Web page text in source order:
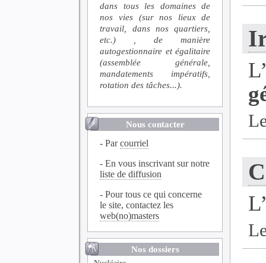
dans tous les domaines de
nos vies (sur nos lieux de
travail, dans nos quartiers,
etc.) , de manière
autogestionnaire et égalitaire
(assemblée générale,
mandatements impératifs,
rotation des tâches...).
Nous contacter
- Parcourriel
- En vous inscrivant sur notre
liste de diffusion
- Pour tous ce qui concerne
le site, contactez les
web(no)masters
Nos dossiers